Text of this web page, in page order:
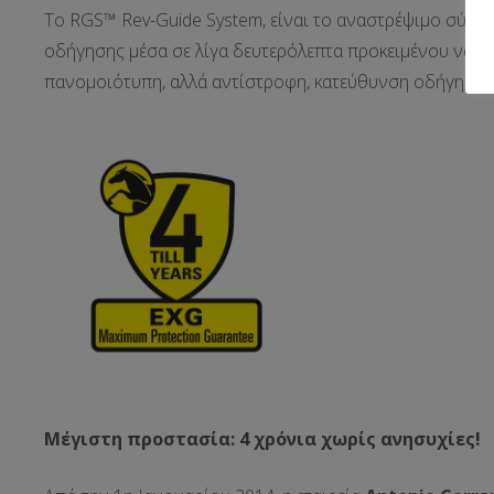
Το RGS™ Rev-Guide System, είναι το αναστρέψιμο
οδήγησης μέσα σε λίγα δευτερόλεπτα προκειμένου να
πανομοιότυπη, αλλά αντίστροφη, κατεύθυνση οδήγησης.
Μέγιστη προστασία: 4 χρόνια χωρίς ανησυχίες!